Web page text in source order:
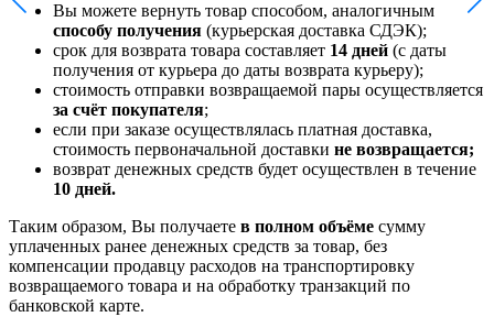
Вы можете вернуть товар способом, аналогичным
способу получения (курьерская доставка СДЭК);
срок для возврата товара составляет 14 дней (с даты
получения от курьера до даты возврата курьеру);
стоимость отправки возвращаемой пары осуществляется
за счёт покупателя;
если при заказе осуществлялась платная доставка,
стоимость первоначальной доставки не возвращается;
возврат денежных средств будет осуществлен в течение
10 дней.
Таким образом, Вы получаете в полном объёме сумму
уплаченных ранее денежных средств за товар, без
компенсации продавцу расходов на транспортировку
возвращаемого товара и на обработку транзакций по
банковской карте.